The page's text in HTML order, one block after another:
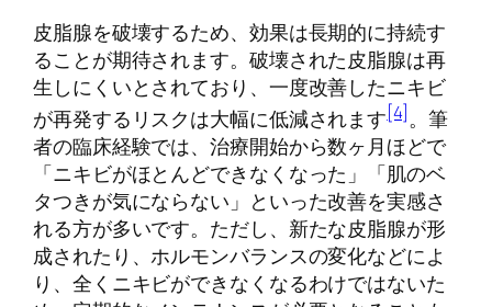
皮脂腺を破壊するため、効果は長期的に持続す
ることが期待されます。破壊された皮脂腺は再
生しにくいとされており、一度改善したニキビ
が再発するリスクは大幅に低減されます[4]。筆
者の臨床経験では、治療開始から数ヶ月ほどで
「ニキビがほとんどできなくなった」「肌のベ
タつきが気にならない」といった改善を実感さ
れる方が多いです。ただし、新たな皮脂腺が形
成されたり、ホルモンバランスの変化などによ
り、全くニキビができなくなるわけではないた